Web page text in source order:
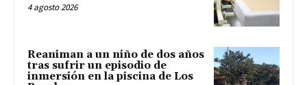
4 agosto 2026
Reaniman a un niño de dos años
tras sufrir un episodio de
inmersión en la piscina de Los